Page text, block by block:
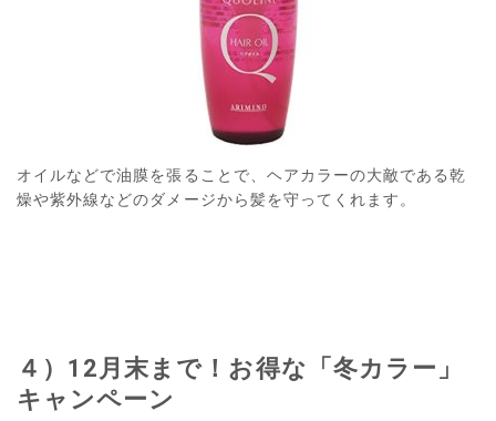
オイルなどで油膜を張ることで、ヘアカラーの大敵である乾
燥や紫外線などのダメージから髪を守ってくれます。
４）12月末まで！お得な「冬カラー」
キャンペーン